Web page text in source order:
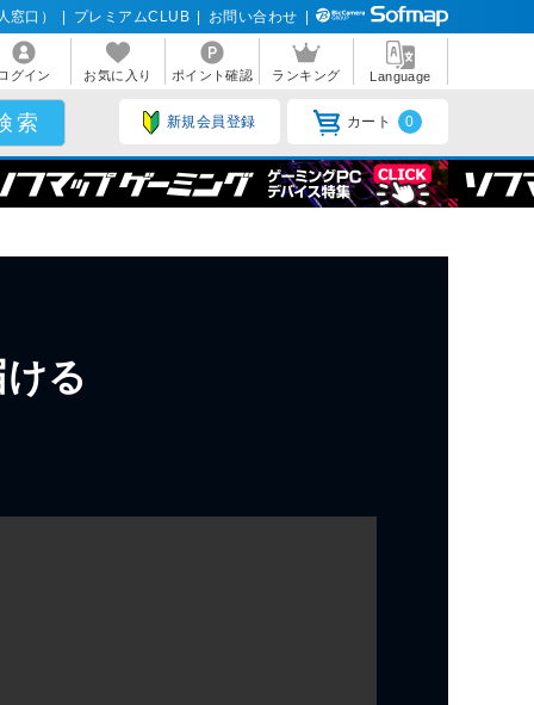
窓口） プレミアムCLUB お問い合わせ
グイン お気に入り ポイント確認 ランキング Language
新規会員登録 カート 0
る